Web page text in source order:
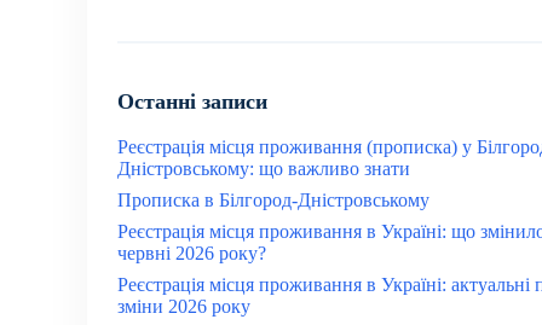
Останні записи
Реєстрація місця проживання (прописка) у
Дністровському: що важливо знати
Прописка в Білгород-Дністровському
Реєстрація місця проживання в Україні: що
червні 2026 року?
Реєстрація місця проживання в Україні: актуальні
зміни 2026 року